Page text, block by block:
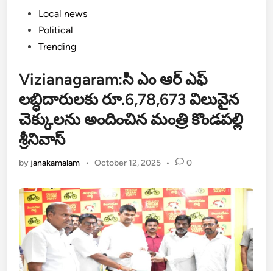
PostedLocal news
Political
Trending
Vizianagaram:సి ఎం ఆర్ ఎఫ్
లబ్ధిదారులకు రూ.6,78,673 విలువైన
చెక్కులను అందించిన మంత్రి కొండపల్లి
శ్రీనివాస్
by janakamalam • October 12, 2025 • 0